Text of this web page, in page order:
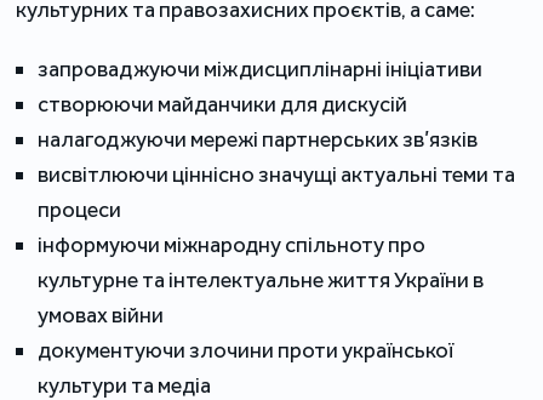
культурних та правозахисних проєктів, а саме:
запроваджуючи міждисциплінарні ініціативи
створюючи майданчики для дискусій
налагоджуючи мережі партнерських зв’язків
висвітлюючи ціннісно значущі актуальні теми та
процеси
інформуючи міжнародну спільноту про
культурне та інтелектуальне життя України в
умовах війни
документуючи злочини проти української
культури та медіа